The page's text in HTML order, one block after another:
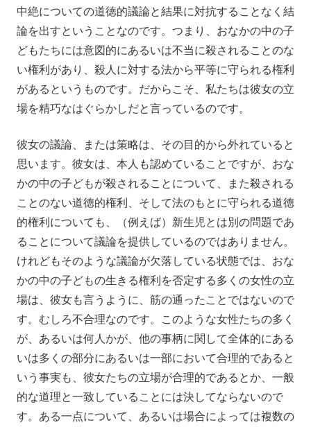
中絶についての道徳的議論と結果に対抗することなく結
論を出すということなのです。つまり、おなかの中の子
どもたちには意図的にあるいは不当に殺されることのな
い権利があり、殺人に対する法から平等に守られる権利
があるというものです。だからこそ、私たちは彼女の立
場を精巧なはぐらかしだと言っているのです。
彼女の議論、または策略は、その目的から外れていると
思います。彼女は、本人も認めていることですが、おな
かの中の子どもが殺されることについて、また殺される
ことのない道徳的権利、そして法のもとに守られる道徳
的権利についても、（例えば）新生児とは別の問題であ
ることについて議論を提供しているのではありません。
けれどもそのような議論が欠落している状態では、おな
かの中の子どもの生きる権利を否定する多くの女性の立
場は、彼女も言うように、筋の通ったことではないので
す。むしろ不合理なのです。このような女性たちの多く
が、あるいは何人かが、他の事柄に関して全体的にある
いは多くの部分にあるいは一部において合理的であると
いう事実も、彼女たちの立場が合理的であるとか、一般
的な道理と一致していることには決してならないので
す。ある一点について、あるいは場合によっては複数の